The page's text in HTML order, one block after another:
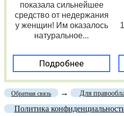
показала сильнейшее
средство от недержания
у женщин! Им оказалось
натуральное...
Подробнее
Обратная связь → Для
Политика